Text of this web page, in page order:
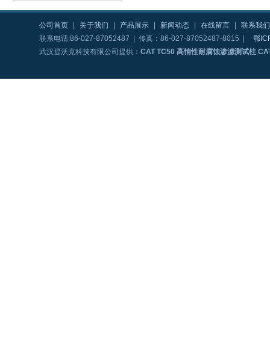
公司首页 关于我们 产品展示 新闻动态 在线留言
联系我们
联系电话:86-027-87052487 | 传真：86-027-87052487-8015 |
鄂
武汉提沃克科技有限公司提供： CAT TC50 高惰性耐腐蚀渗滤测试柱,